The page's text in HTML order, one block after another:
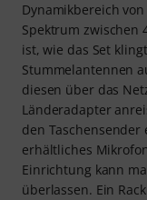
Dynamikbereich
Spektrum zwischen
ist, wie das Set
Stummelantennen
diesen über das
Länderadapter
den
erhältliches
Einrichtung kann
überlassen. Ein